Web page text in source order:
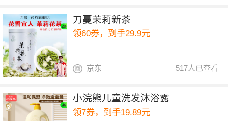
刀蔓茉莉新茶
领60券，到手29.9元
517人已查看
京东
小浣熊儿童洗发沐浴露
领7券，到手19.89元